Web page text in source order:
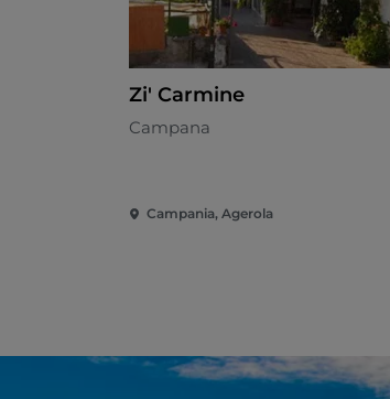
Zi' Carmine
Campana
Campania, Agerola